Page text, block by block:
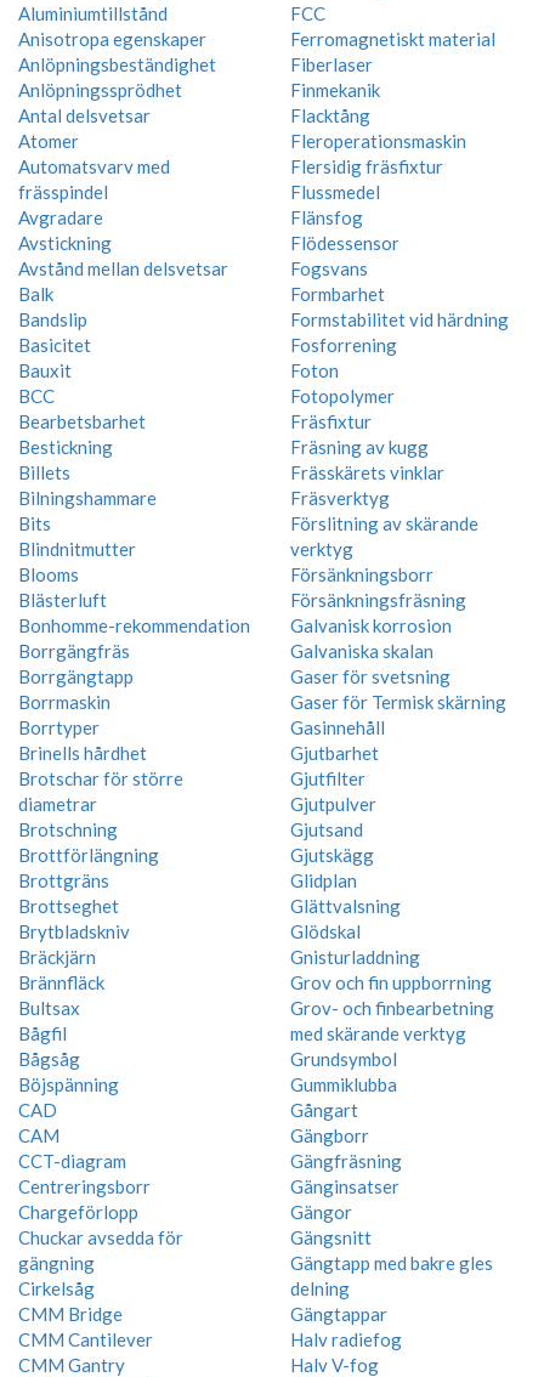
Aluminiumtillstånd
Anisotropa egenskaper
Anlöpningsbeständighet
Anlöpningssprödhet
Antal delsvetsar
Atomer
Automatsvarv med
frässpindel
Avgradare
Avstickning
Avstånd mellan delsvetsar
Balk
Bandslip
Basicitet
Bauxit
BCC
Bearbetsbarhet
Bestickning
Billets
Bilningshammare
Bits
Blindnitmutter
Blooms
Blästerluft
Bonhomme-rekommendation
Borrgängfräs
Borrgängtapp
Borrmaskin
Borrtyper
Brinells hårdhet
Brotschar för större
diametrar
Brotschning
Brottförlängning
Brottgräns
Brottseghet
Brytbladskniv
Bräckjärn
Brännfläck
Bultsax
Bågfil
Bågsåg
Böjspänning
CAD
CAM
CCT-diagram
Centreringsborr
Chargeförlopp
Chuckar avsedda för
gängning
Cirkelsåg
CMM Bridge
CMM Cantilever
CMM Gantry
FCC
Ferromagnetiskt material
Fiberlaser
Finmekanik
Flacktång
Fleroperationsmaskin
Flersidig fräsfixtur
Flussmedel
Flänsfog
Flödessensor
Fogsvans
Formbarhet
Formstabilitet vid härdning
Fosforrening
Foton
Fotopolymer
Fräsfixtur
Fräsning av kugg
Frässkärets vinklar
Fräsverktyg
Förslitning av skärande
verktyg
Försänkningsborr
Försänkningsfräsning
Galvanisk korrosion
Galvaniska skalan
Gaser för svetsning
Gaser för Termisk skärning
Gasinnehåll
Gjutbarhet
Gjutfilter
Gjutpulver
Gjutsand
Gjutskägg
Glidplan
Glättvalsning
Glödskal
Gnisturladdning
Grov och fin uppborrning
Grov- och finbearbetning
med skärande verktyg
Grundsymbol
Gummiklubba
Gångart
Gängborr
Gängfräsning
Gänginsatser
Gängor
Gängsnitt
Gängtapp med bakre gles
delning
Gängtappar
Halv radiefog
Halv V-fog